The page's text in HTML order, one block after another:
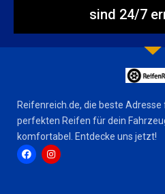
sind 24/7
Reifenreich.de, die beste
perfekten Reifen für dein
komfortabel. Entdecke uns jetzt!